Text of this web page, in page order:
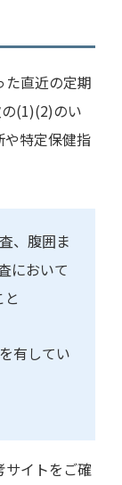
た直近の定期
(1)(2)のい
や特定保健指
、腹囲ま
において
有してい
サイトをご確